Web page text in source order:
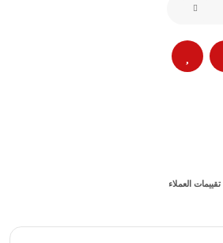
تقييمات العملاء